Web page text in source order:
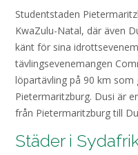
Studentstaden
KwaZulu-Natal, där även
känt för sina
tävlingsevenemangen
löpartävling på 90 km som
Pietermaritzburg. Dusi är
från Pietermaritzburg till
Städer i